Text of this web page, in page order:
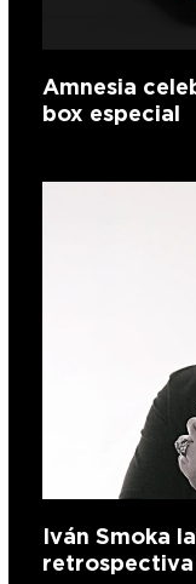
Amnesia
box especial
Iván Smoka
retrospectiva